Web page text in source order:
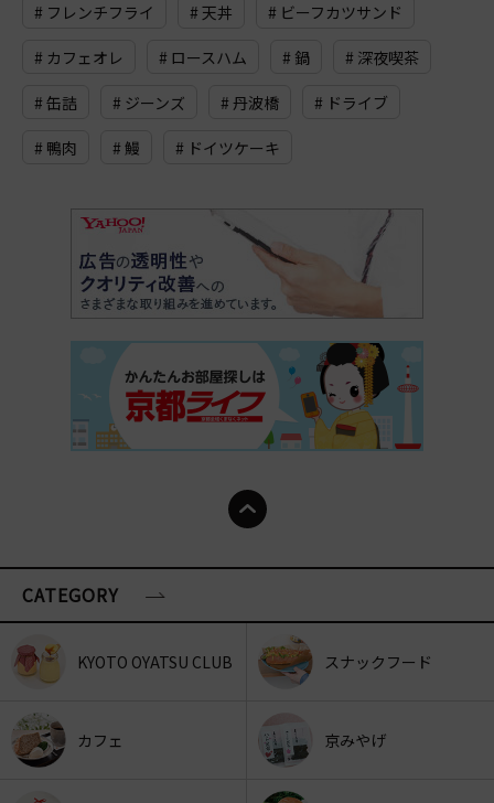
# フレンチフライ # 天丼 # ビーフカツサンド
# カフェオレ # ロースハム # 鍋 # 深夜喫茶
# 缶詰 # ジーンズ # 丹波橋 # ドライブ
# 鴨肉 # 鰻 # ドイツケーキ
CATEGORY
KYOTO OYATSU CLUB スナックフード
カフェ 京みやげ